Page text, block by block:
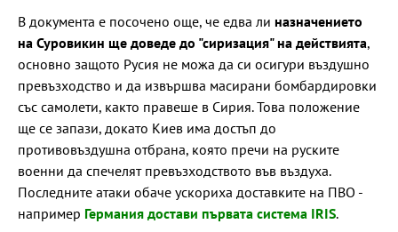
В документа е посочено още, че едва ли назначението
на Суровикин ще доведе до "сиризация" на действията,
основно защото Русия не можа да си осигури въздушно
превъзходство и да извършва масирани бомбардировки
със самолети, както правеше в Сирия. Това положение
ще се запази, докато Киев има достъп до
противовъздушна отбрана, която пречи на руските
военни да спечелят превъзходството във въздуха.
Последните атаки обаче ускориха доставките на ПВО -
например Германия достави първата система IRIS.